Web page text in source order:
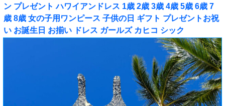
ン プレゼント ハワイアンドレス 1歳 2歳 3歳 4歳 5歳 6歳 7
歳 8歳 女の子用ワンピース 子供の日 ギフト プレゼントお祝
い お誕生日 お揃い ドレス ガールズ カヒコ シック